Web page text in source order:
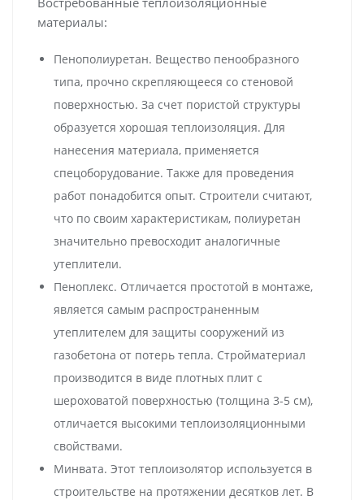
материалы:
Пенополиуретан. Вещество пенообразного
типа, прочно скрепляющееся со стеновой
поверхностью. За счет пористой структуры
образуется хорошая теплоизоляция. Для
нанесения материала, применяется
спецоборудование. Также для проведения
работ понадобится опыт. Строители считают,
что по своим характеристикам, полиуретан
значительно превосходит аналогичные
утеплители.
Пеноплекс. Отличается простотой в монтаже,
является самым распространенным
утеплителем для защиты сооружений из
газобетона от потерь тепла. Стройматериал
производится в виде плотных плит с
шероховатой поверхностью (толщина 3-5 см),
отличается высокими теплоизоляционными
свойствами.
Минвата. Этот теплоизолятор используется в
строительстве на протяжении десятков лет. В